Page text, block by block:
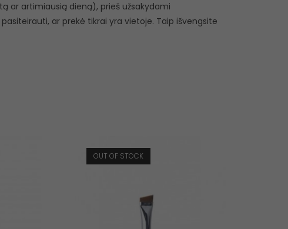
ar artimiausią dieną), prieš užsakydami
pasiteirauti, ar prekė tikrai yra vietoje. Taip išvengsite
OUT OF STOCK